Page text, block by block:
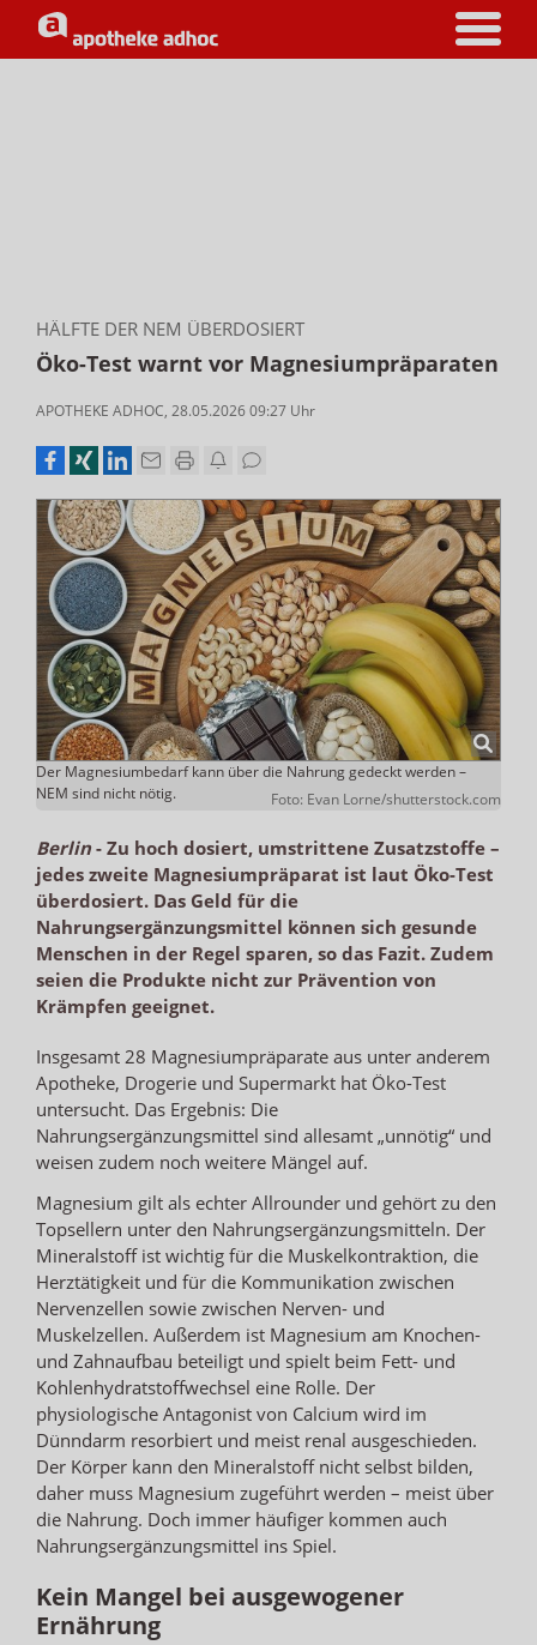
HÄLFTE DER NEM ÜBERDOSIERT
Öko-Test warnt vor Magnesiumpräparaten
APOTHEKE ADHOC, 28.05.2026 09:27 Uhr
Der Magnesiumbedarf kann über die Nahrung gedeckt werden –
NEM sind nicht nötig.
Foto: Evan Lorne/shutterstock.com
Berlin- Zu hoch dosiert, umstrittene Zusatzstoffe –
jedes zweite Magnesiumpräparat ist laut Öko-Test
überdosiert. Das Geld für die
Nahrungsergänzungsmittel können sich gesunde
Menschen in der Regel sparen, so das Fazit. Zudem
seien die Produkte nicht zur Prävention von
Krämpfen geeignet.
Insgesamt 28 Magnesiumpräparate aus unter anderem
Apotheke, Drogerie und Supermarkt hat Öko-Test
untersucht. Das Ergebnis: Die
Nahrungsergänzungsmittel sind allesamt „unnötig“ und
weisen zudem noch weitere Mängel auf.
Magnesium gilt als echter Allrounder und gehört zu den
Topsellern unter den Nahrungsergänzungsmitteln. Der
Mineralstoff ist wichtig für die Muskelkontraktion, die
Herztätigkeit und für die Kommunikation zwischen
Nervenzellen sowie zwischen Nerven- und
Muskelzellen. Außerdem ist Magnesium am Knochen-
und Zahnaufbau beteiligt und spielt beim Fett- und
Kohlenhydratstoffwechsel eine Rolle. Der
physiologische Antagonist von Calcium wird im
Dünndarm resorbiert und meist renal ausgeschieden.
Der Körper kann den Mineralstoff nicht selbst bilden,
daher muss Magnesium zugeführt werden – meist über
die Nahrung. Doch immer häufiger kommen auch
Nahrungsergänzungsmittel ins Spiel.
Kein Mangel bei ausgewogener
Ernährung